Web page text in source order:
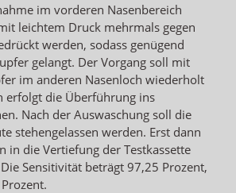
im vorderen Nasenbereich
leichtem Druck mehrmals gegen
werden, sodass genügend
gelangt. Der Vorgang soll mit
im anderen Nasenloch wiederholt
erfolgt die Überführung ins
Nach der Auswaschung soll die
stehengelassen werden. Erst dann
in die Vertiefung der Testkassette
Sensitivität beträgt 97,25 Prozent,